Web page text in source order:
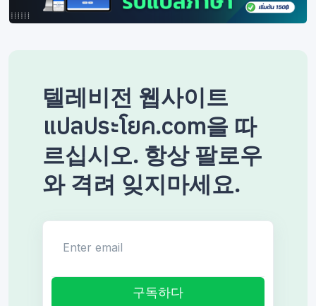
텔레비전 웹사이트
แปลประโยค.com을 따
르십시오. 항상 팔로우
와 격려 잊지마세요.
구독하다